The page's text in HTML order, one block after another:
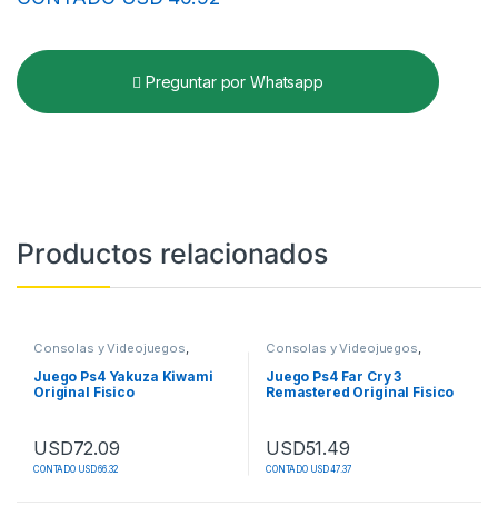
Preguntar por Whatsapp
Productos relacionados
Consolas y Videojuegos,
Juego Ps4 Yakuza Kiwami
Original Fisico
USD72.09
CONTADO USD 66.32
Consolas y Videojuegos,
Juego Ps4 Far Cry 3
Remastered Original Fisico
USD51.49
CONTADO USD 47.37